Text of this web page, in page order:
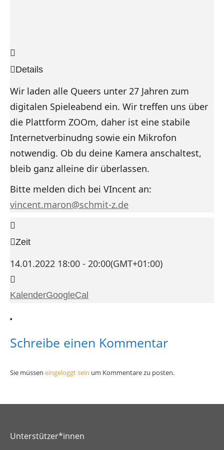
Details
Wir laden alle Queers unter 27 Jahren zum
digitalen Spieleabend ein. Wir treffen uns über
die Plattform ZOOm, daher ist eine stabile
Internetverbinudng sowie ein Mikrofon
notwendig. Ob du deine Kamera anschaltest,
bleib ganz alleine dir überlassen.
Bitte melden dich bei VIncent an:
vincent.maron@schmit-z.de
Zeit
14.01.2022 18:00 - 20:00(GMT+01:00)
KalenderGoogleCal
Schreibe einen Kommentar
Sie müssen eingeloggt sein um Kommentare zu posten.
Unterstützer*innen